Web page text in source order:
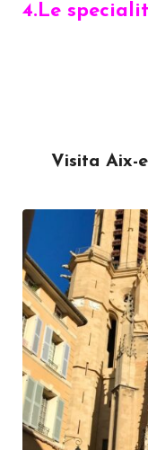
4.Le
Visita Aix-